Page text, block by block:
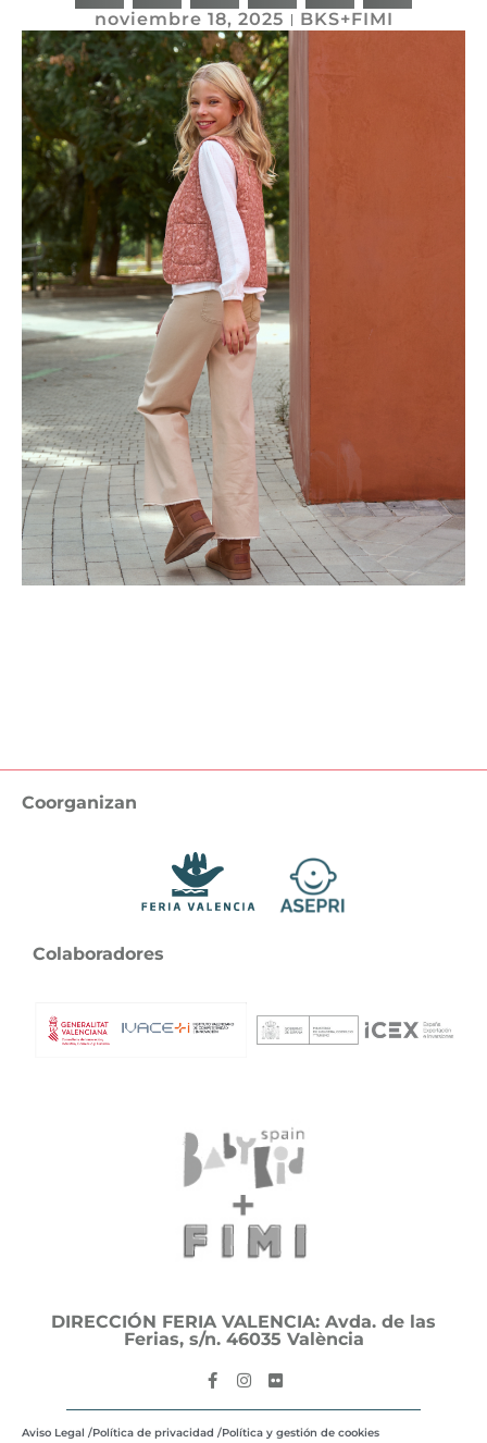
noviembre 18, 2025 BKS+FIMI
Coorganizan
Colaboradores
DIRECCIÓN FERIA VALENCIA: Avda. de las
Ferias, s/n. 46035 València
Aviso Legal /Política de privacidad /Política y gestión de cookies